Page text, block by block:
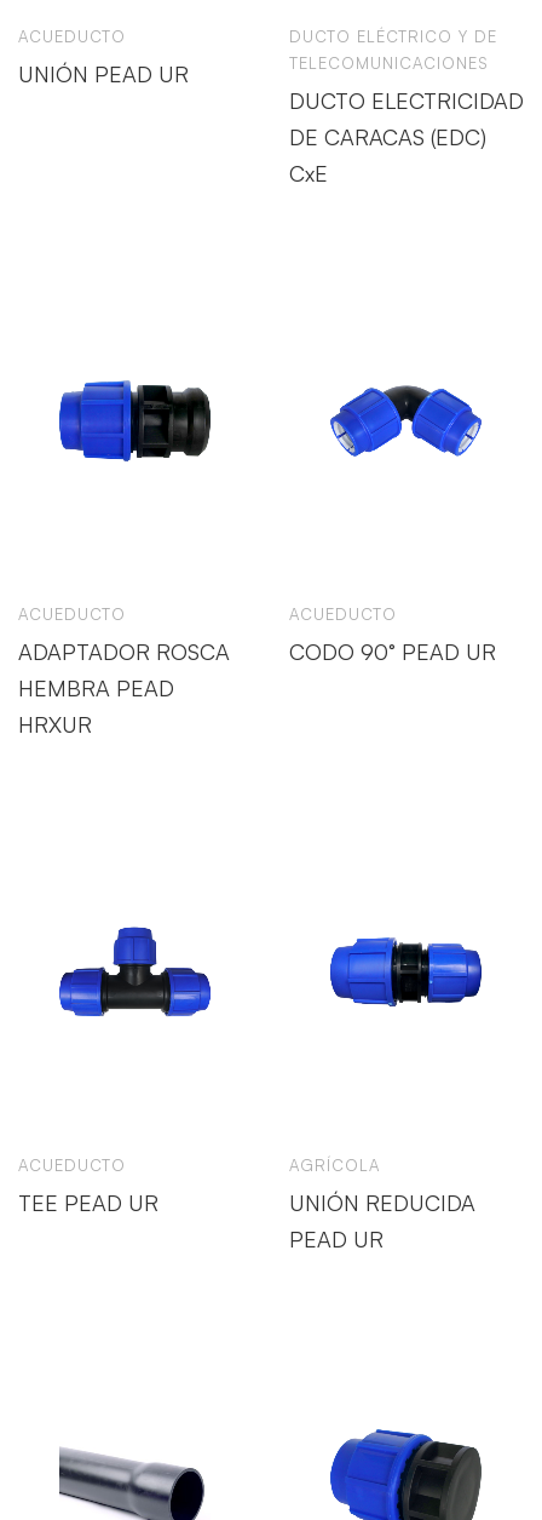
ACUEDUCTO
UNIÓN PEAD UR
DUCTO ELÉCTRICO Y DE
TELECOMUNICACIONES
DUCTO ELECTRICIDAD
DE CARACAS (EDC)
CxE
ACUEDUCTO
ADAPTADOR ROSCA
HEMBRA PEAD
HRXUR
ACUEDUCTO
CODO 90° PEAD UR
ACUEDUCTO
TEE PEAD UR
AGRÍCOLA
UNIÓN REDUCIDA
PEAD UR